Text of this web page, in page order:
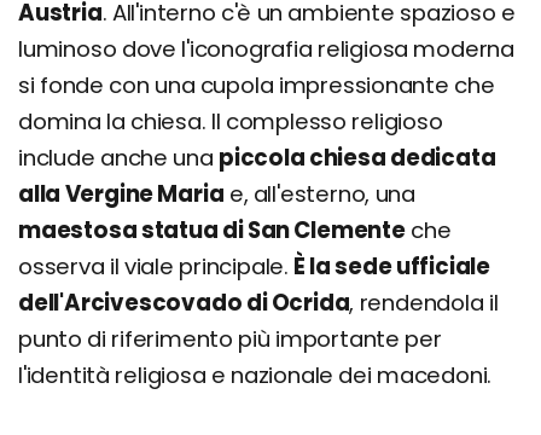
Austria. All'interno c'è un ambiente spazioso e
luminoso dove l'iconografia religiosa moderna
si fonde con una cupola impressionante che
domina la chiesa. Il complesso religioso
include anche una piccola chiesa dedicata
alla Vergine Maria e, all'esterno, una
maestosa statua di San Clementeche
osserva il viale principale. È la sede ufficiale
dell'Arcivescovado di Ocrida, rendendola il
punto di riferimento più importante per
l'identità religiosa e nazionale dei macedoni.